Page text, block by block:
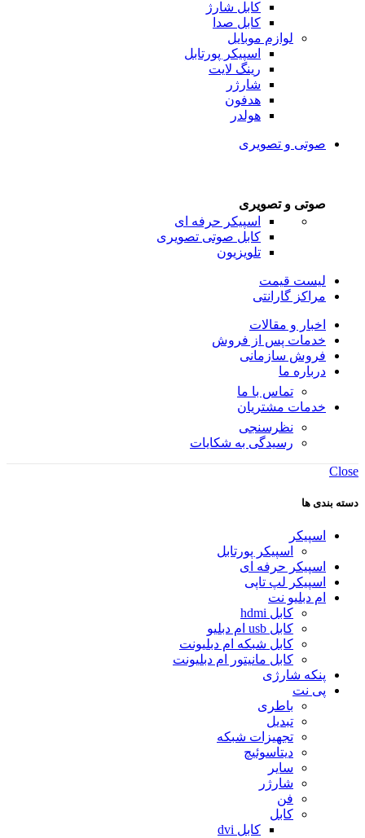
کابل شارژ
کابل صدا
لوازم موبایل
اسپیکر پورتابل
رینگ لایت
شارژر
هدفون
هولدر
صوتی و تصویری
صوتی و تصویری
اسپیکر حرفه ای
کابل صوتی تصویری
تلویزیون
لیست قیمت
مراکز گارانتی
اخبار و مقالات
خدمات پس از فروش
فروش سازمانی
درباره ما
تماس با ما
خدمات مشتریان
نظرسنجی
رسیدگی به شکایات
Close
دسته بندی ها
اسپیکر
اسپیکر پورتابل
اسپیکر حرفه ای
اسپیکر لپ تاپی
ام دبلیو نت
کابل hdmi
کابل usb ام دبلیو
کابل شبکه ام دبلیونت
کابل مانیتور ام دبلیونت
پنکه شارژی
پی نت
باطری
تبدیل
تجهیزات شبکه
دیتاسوئیچ
سایر
شارژر
فن
کابل
کابل dvi